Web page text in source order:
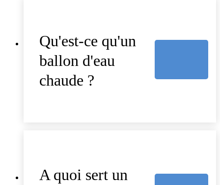
Qu'est-ce qu'un
ballon d'eau
chaude ?
A quoi sert un